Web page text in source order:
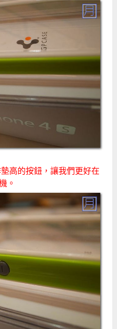
高的按鈕，讓我們更好在
。